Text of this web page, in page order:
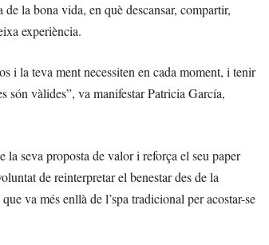
la bona vida, en què descansar, compartir,
experiència.
i la teva ment necessiten en cada moment, i tenir
són vàlides”, va manifestar Patricia García,
seva proposta de valor i reforça el seu paper
de reinterpretar el benestar des de la
va més enllà de l’spa tradicional per acostar-se